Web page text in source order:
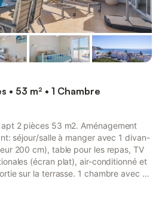
• 53 m² • 1 Chambre
2 pièces 53 m2. Aménagement
séjour/salle à manger avec 1 divan-
200 cm), table pour les repas, TV
(écran plat), air-conditionné et
sur la terrasse. 1 chambre avec 1
ouverte (lave-vaisselle, 4